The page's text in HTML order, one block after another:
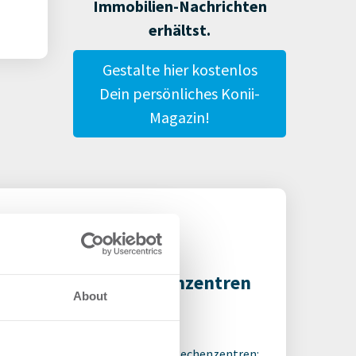
About
Immobilien-Nachrichten
erhältst.
Gestalte hier kostenlos
Dein persönliches Konii-
Magazin!
setzt Rechenzentren